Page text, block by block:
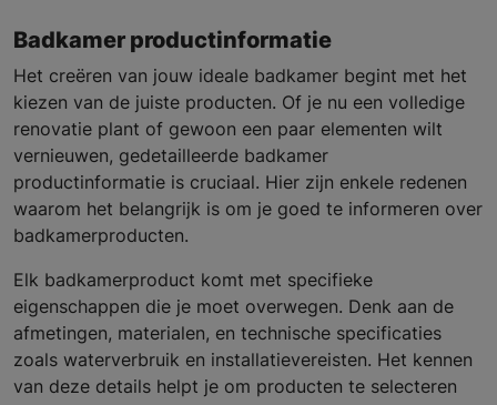
Badkamer productinformatie
Het creëren van jouw ideale badkamer begint met het
kiezen van de juiste producten. Of je nu een volledige
renovatie plant of gewoon een paar elementen wilt
vernieuwen, gedetailleerde badkamer
productinformatie is cruciaal. Hier zijn enkele redenen
waarom het belangrijk is om je goed te informeren over
badkamerproducten.
Elk badkamerproduct komt met specifieke
eigenschappen die je moet overwegen. Denk aan de
afmetingen, materialen, en technische specificaties
zoals waterverbruik en installatievereisten. Het kennen
van deze details helpt je om producten te selecteren